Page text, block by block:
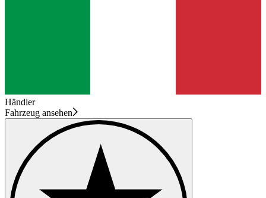
Händler
Fahrzeug ansehen